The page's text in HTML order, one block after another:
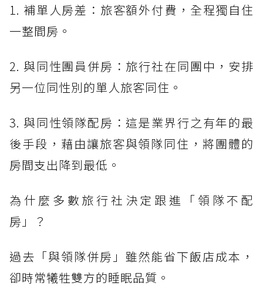
1. 補單人房差：旅客額外付費，全程獨自住
一整間房。
2. 與同性團員併房：旅行社在同團中，安排
另一位同性別的單人旅客同住。
3. 與同性領隊配房：這是業界行之有年的最
後手段，藉由讓旅客與領隊同住，將團體的
房間支出降到最低。
為什麼多數旅行社決定跟進「領隊不配
房」？
過去「與領隊併房」雖然能省下飯店成本，
卻時常犧牲雙方的睡眠品質。